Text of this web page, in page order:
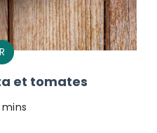
R
et tomates